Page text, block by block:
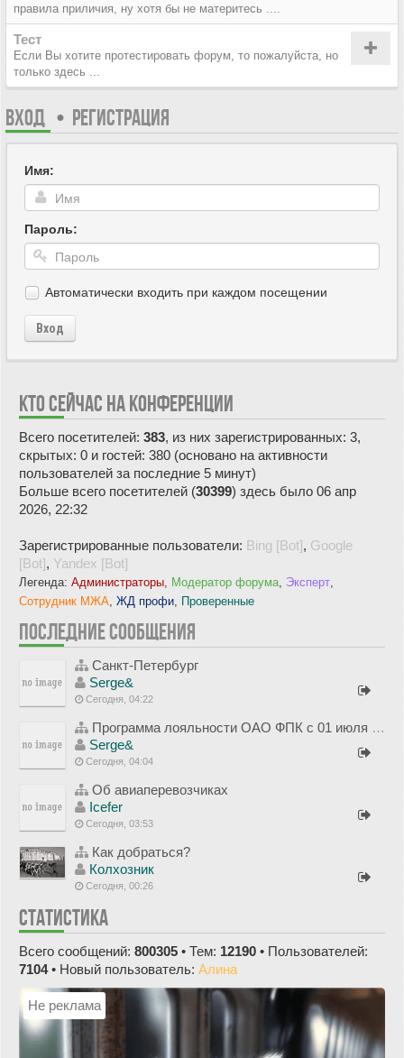
правила приличия, ну хотя бы не материтесь ....
Тест
Если Вы хотите протестировать форум, то пожалуйста, но
только здесь ...
ВХОД • РЕГИСТРАЦИЯ
Имя:
Пароль:
Автоматически входить при каждом посещении
Вход
КТО СЕЙЧАС НА КОНФЕРЕНЦИИ
Всего посетителей: 383, из них зарегистрированных: 3,
скрытых: 0 и гостей: 380 (основано на активности
пользователей за последние 5 минут)
Больше всего посетителей (30399) здесь было 06 апр
2026, 22:32
Зарегистрированные пользователи: Bing [Bot], Google
[Bot], Yandex [Bot]
Легенда: Администраторы, Модератор форума, Эксперт,
Сотрудник МЖА, ЖД профи, Проверенные
ПОСЛЕДНИЕ СООБЩЕНИЯ
Санкт-Петербург
Serge&
Сегодня, 04:22
Программа лояльности ОАО ФПК с 01 июля 2012 года
Serge&
Сегодня, 04:04
Об авиаперевозчиках
Icefer
Сегодня, 03:53
Как добраться?
Колхозник
Сегодня, 00:26
СТАТИСТИКА
Всего сообщений: 800305 • Тем: 12190 • Пользователей:
7104• Новый пользователь: Алина
Не реклама